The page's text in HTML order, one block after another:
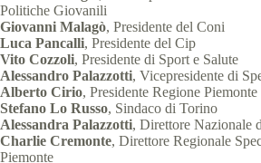
Politiche Giovanili
Giovanni Malagò, Presidente del Coni
Luca Pancalli, Presidente del Cip
Vito Cozzoli, Presidente di Sport e Salute
Alessandro Palazzotti, Vicepresidente di
Alberto Cirio, Presidente Regione Piemonte
Stefano Lo Russo, Sindaco di Torino
Alessandra Palazzotti, Direttore Nazionale
Charlie Cremonte, Direttore Regionale
Piemonte